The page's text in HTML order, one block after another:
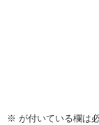
※ が付いている欄は